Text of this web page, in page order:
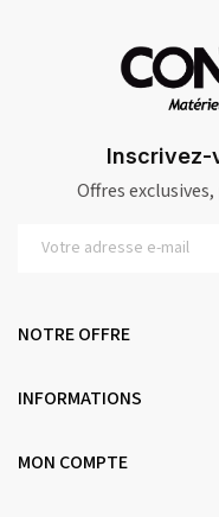
Inscrivez-
Offres
NOTRE OFFRE
INFORMATIONS
MON COMPTE